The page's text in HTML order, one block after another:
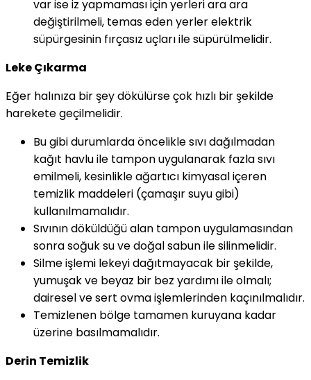
var ise iz yapmaması için yerleri ara ara
değiştirilmeli, temas eden yerler elektrik
süpürgesinin fırçasız uçları ile süpürülmelidir.
Leke Çıkarma
Eğer halınıza bir şey dökülürse çok hızlı bir şekilde
harekete geçilmelidir.
Bu gibi durumlarda öncelikle sıvı dağılmadan
kağıt havlu ile tampon uygulanarak fazla sıvı
emilmeli, kesinlikle ağartıcı kimyasal içeren
temizlik maddeleri (çamaşır suyu gibi)
kullanılmamalıdır.
Sıvının döküldüğü alan tampon uygulamasından
sonra soğuk su ve doğal sabun ile silinmelidir.
Silme işlemi lekeyi dağıtmayacak bir şekilde,
yumuşak ve beyaz bir bez yardımı ile olmalı;
dairesel ve sert ovma işlemlerinden kaçınılmalıdır.
Temizlenen bölge tamamen kuruyana kadar
üzerine basılmamalıdır.
Derin Temizlik